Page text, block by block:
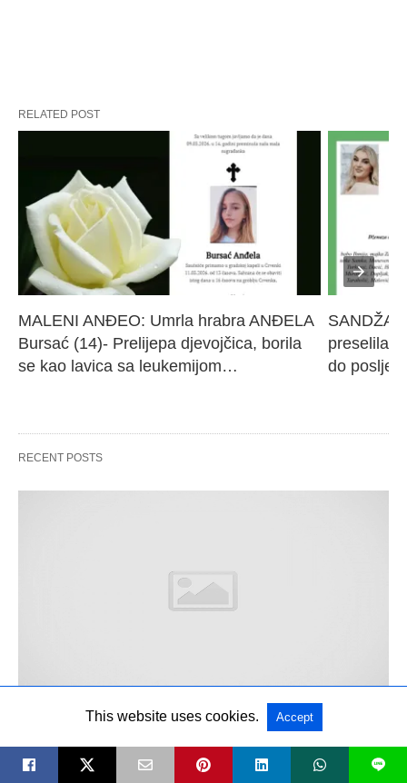
RELATED POST
MALENI ANĐEO: Umrla hrabra ANĐELA
Bursać (14)- Prelijepa djevojčica, borila
se kao lavica sa leukemijom…
preselila
do
RECENT POSTS
MALENI ANĐEO: Umrla hrabra ANĐELA
Bursać (14)- Prelijepa djevojčica, borila se
L
This website uses cookies. Accept